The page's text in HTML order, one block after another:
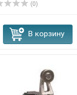
(0)
В корзину